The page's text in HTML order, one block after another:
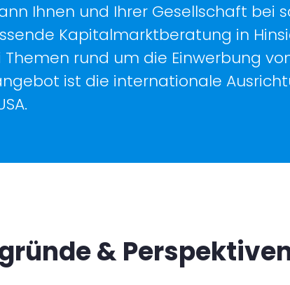
Ihnen und Ihrer Gesellschaft
Kapitalmarktberatung in
rund um die Einwerbung
ist die internationale
&